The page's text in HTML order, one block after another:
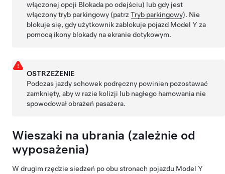
włączonej opcji Blokada po odejściu) lub gdy jest
włączony tryb parkingowy (patrzTryb parkingowy). Nie
blokuje się, gdy użytkownik zablokuje pojazd Model Y za
pomocą ikony blokady na ekranie dotykowym.
OSTRZEŻENIE
Podczas jazdy schowek podręczny powinien pozostawać
zamknięty, aby w razie kolizji lub nagłego hamowania nie
spowodował obrażeń pasażera.
Wieszaki na ubrania (zależnie od
wyposażenia)
W drugim rzędzie siedzeń po obu stronach pojazdu Model Y